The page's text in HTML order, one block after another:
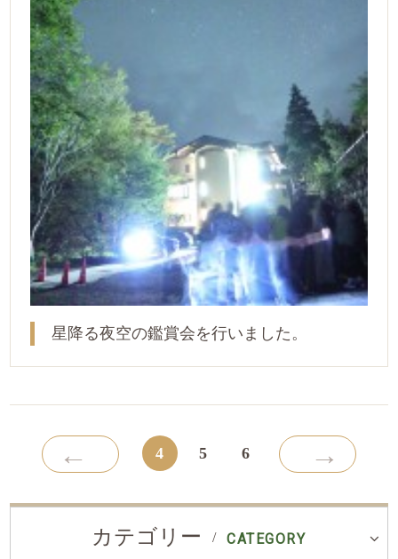
星降る夜空の鑑賞会を行いました。
← 4 5 6 →
カテゴリー CATEGORY